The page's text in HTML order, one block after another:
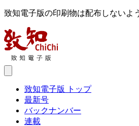
致知電子版の印刷物は配布しないよ
致知電子版 トップ
最新号
バックナンバー
連載